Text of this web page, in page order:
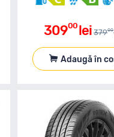
30900 lei 37900
Adaugă în